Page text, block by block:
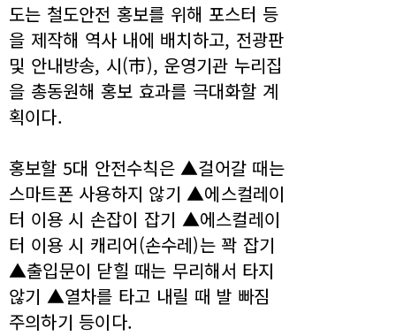
도는 철도안전 홍보를 위해 포스터 등
을 제작해 역사 내에 배치하고, 전광판
및 안내방송, 시(市), 운영기관 누리집
을 총동원해 홍보 효과를 극대화할 계
획이다.
홍보할 5대 안전수칙은 ▲걸어갈 때는
스마트폰 사용하지 않기 ▲에스컬레이
터 이용 시 손잡이 잡기 ▲에스컬레이
터 이용 시 캐리어(손수레)는 꽉 잡기
▲출입문이 닫힐 때는 무리해서 타지
않기 ▲열차를 타고 내릴 때 발 빠짐
주의하기 등이다.